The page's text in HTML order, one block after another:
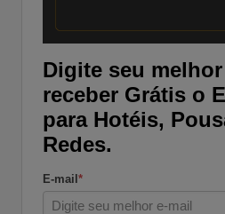
Digite seu
receber Grátis o
para Hotéis,
Redes.
E-mail*